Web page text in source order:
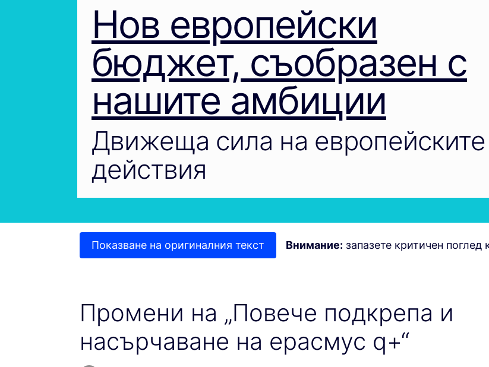
Нов европейски
бюджет, съобразен с
нашите амбиции
Движеща сила на европейските
действия
Показване на оригиналния текст Внимание: запазете критичен
Промени на „Повече подкрепа и
насърчаване на ерасмус q+“